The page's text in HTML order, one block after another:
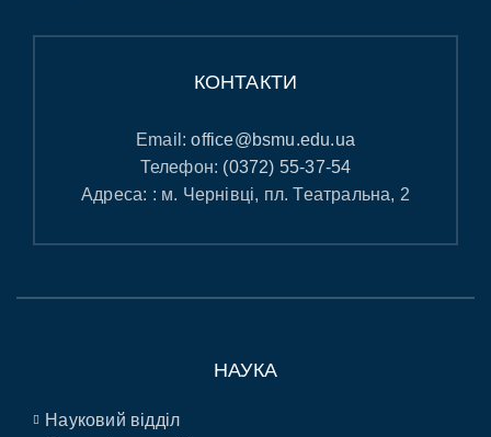
КОНТАКТИ
Email:office@bsmu.edu.ua
Телефон: (0372) 55-37-54
Адреса: : м. Чернівці, пл. Театральна, 2
НАУКА
Науковий відділ